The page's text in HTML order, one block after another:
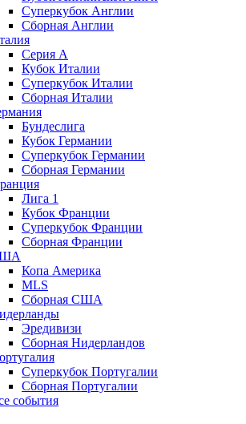
Суперкубок Англии
Сборная Англии
Серия А
Кубок Италии
Суперкубок Италии
Сборная Италии
Бундеслига
Кубок Германии
Суперкубок Германии
Сборная Германии
Лига 1
Кубок Франции
Суперкубок Франции
Сборная Франции
Копа Америка
MLS
Сборная США
Эредивизи
Сборная Нидерландов
Суперкубок Португалии
Сборная Португалии
события